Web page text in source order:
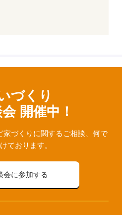
づくり
開催中！
づくりに関するご相談、 何で
ております。
会に参加する